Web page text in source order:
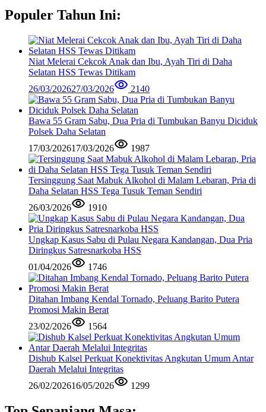
Populer Tahun Ini:
Niat Melerai Cekcok Anak dan Ibu, Ayah Tiri di Daha
Selatan HSS Tewas Ditikam
26/03/202627/03/2026 2140
Bawa 55 Gram Sabu, Dua Pria di Tumbukan Banyu Diciduk
Polsek Daha Selatan
17/03/202617/03/2026 1987
Tersinggung Saat Mabuk Alkohol di Malam Lebaran, Pria di
Daha Selatan HSS Tega Tusuk Teman Sendiri
26/03/2026
1910
Ungkap Kasus Sabu di Pulau Negara Kandangan, Dua Pria
Diringkus Satresnarkoba HSS
01/04/2026
1746
Ditahan Imbang Kendal Tornado, Peluang Barito Putera
Promosi Makin Berat
23/02/2026
1564
Dishub Kalsel Perkuat Konektivitas Angkutan Umum Antar
Daerah Melalui Integritas
26/02/202616/05/2026 1299